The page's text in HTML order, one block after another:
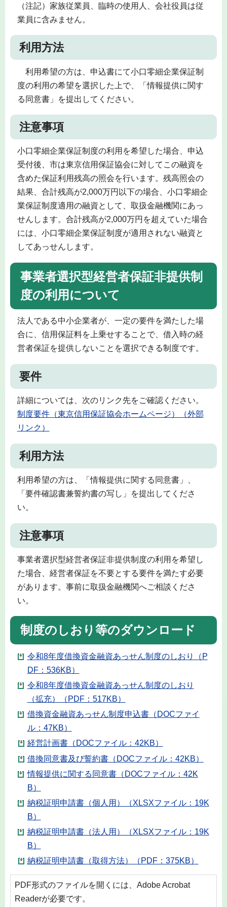
（注記）家族従業員、臨時の使用人、会社役員は従
業員に含みません。
利用方法
利用希望の方は、申込書にて小口零細企業保証制
度の利用の希望を選択した上で、「情報提供に関す
る同意書」を提出してください。
注意事項
小口零細企業保証制度の利用を希望した場合、申込
受付後、市は東京信用保証協会に対してこの融資を
含めた保証利用残高の照会を行います。残高照会の
結果、合計残高が2,000万円以下の場合、小口零細企
業保証制度適用の融資として、取扱金融機関にあっ
せんします。合計残高が2,000万円を超えていた場合
には、小口零細企業保証制度が適用されない融資と
してあっせんします。
事業者選択型経営者保証非提供制
度の利用について
法人である中小企業者が、一定の要件を満たした場
合に、信用保証料を上乗せすることで、借入時の経
営者保証を提供しないことを選択できる制度です。
要件
詳細については、次のリンク先をご確認ください。
制度要件（東京信用保証協会ホームページ）（外部
リンク）
利用方法
利用希望の方は、「情報提供に関する同意書」、
「要件確認書兼誓約書の写し」を提出してくださ
い。
注意事項
事業者選択型経営者保証非提供制度の利用を希望し
た場合、経営者保証を不要とする要件を満たす必要
があります。事前に取扱金融機関へご相談くださ
い。
制度のしおり等のダウンロード
令和8年度借換資金融資あっせん制度のしおり（P
DF：536KB）
令和8年度借換資金融資あっせん制度のしおり
（拡充）（PDF：517KB）
借換資金融資あっせん制度申込書（DOCファイ
ル：47KB）
経営計画書（DOCファイル：42KB）
借換同意書及び誓約書（DOCファイル：42KB）
情報提供に関する同意書（DOCファイル：42K
B）
納税証明申請書（個人用）（XLSXファイル：19K
B）
納税証明申請書（法人用）（XLSXファイル：19K
B）
納税証明申請書（取得方法）（PDF：375KB）
PDF形式のファイルを開くには、Adobe Acrobat
Readerが必要です。